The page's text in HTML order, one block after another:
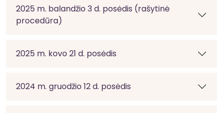
2025 m. balandžio 3 d. posėdis (rašytinė
procedūra)
2025 m. kovo 21 d. posėdis
2024 m. gruodžio 12 d. posėdis